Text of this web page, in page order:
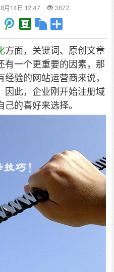
月14日 12:47 3672
方面，关键词、原创文章
有一个更重要的因素，那
验的网站运营商来说，
因此，企业刚开始注册域
的喜好来选择。